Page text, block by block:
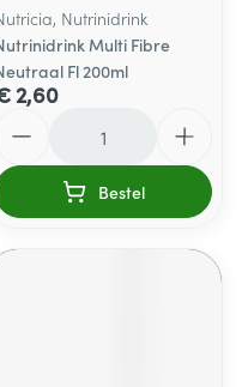
Nutrinidrink
Multi Fibre
Fl 200ml
2,60
Bestel